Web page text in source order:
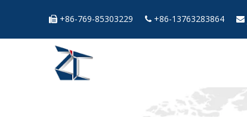
 +86-769-85303229  +86-13763283864 